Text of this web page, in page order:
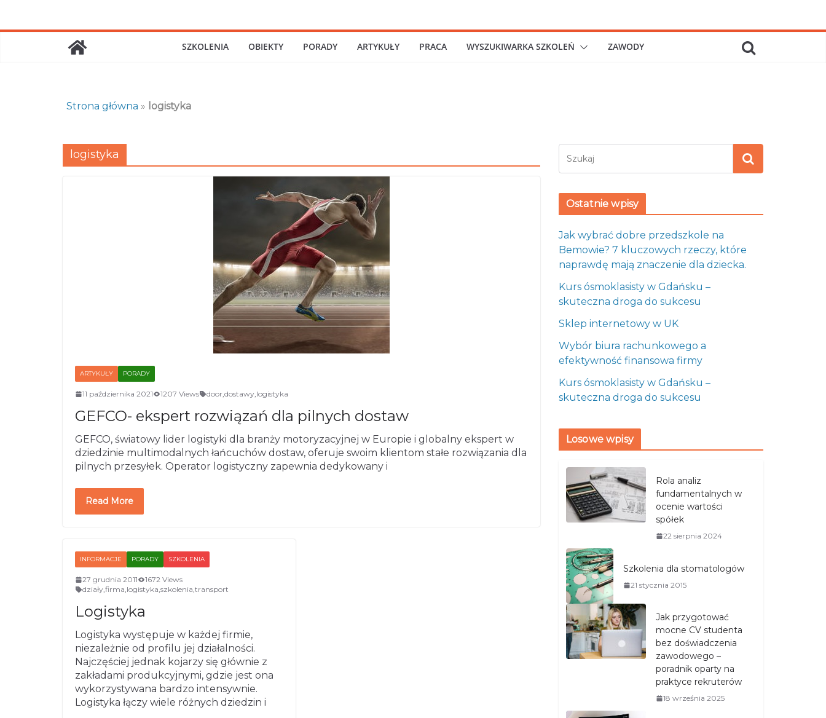
content
SZKOLENIA
OBIEKTY PORADY ARTYKUŁY PRACA WYSZUKIWARKA SZKOLEŃ ZAWODY
Strona główna » logistyka
logistyka
ARTYKUŁY PORADY
11 października 2021 1207 Views door,dostawy,logistyka
GEFCO- ekspert rozwiązań dla pilnych dostaw
GEFCO, światowy lider logistyki dla branży motoryzacyjnej w Europie i globalny ekspert w
dziedzinie multimodalnych łańcuchów dostaw, oferuje swoim klientom stałe rozwiązania dla
pilnych przesyłek. Operator logistyczny zapewnia dedykowany i
Read More
INFORMACJE PORADY SZKOLENIA
27 grudnia 2011
1672 Views
działy,firma,logistyka,szkolenia,transport
Logistyka
Logistyka występuje w każdej firmie,
niezależnie od profilu jej działalności.
Najczęściej jednak kojarzy się głównie z
zakładami produkcyjnymi, gdzie jest ona
wykorzystywana bardzo intensywnie.
Logistyka łączy wiele różnych dziedzin i
Ostatnie wpisy
Jak wybrać dobre przedszkole na
Bemowie? 7 kluczowych rzeczy, które
naprawdę mają znaczenie dla dziecka.
Kurs ósmoklasisty w Gdańsku –
skuteczna droga do sukcesu
Sklep internetowy w UK
Wybór biura rachunkowego a
efektywność finansowa firmy
Kurs ósmoklasisty w Gdańsku –
skuteczna droga do sukcesu
Losowe wpisy
Rola analiz
fundamentalnych w
ocenie wartości
spółek
22 sierpnia 2024
Szkolenia dla stomatologów
21 stycznia 2015
Jak przygotować
mocne CV studenta
bez doświadczenia
zawodowego –
poradnik oparty na
praktyce rekruterów
18 września 2025